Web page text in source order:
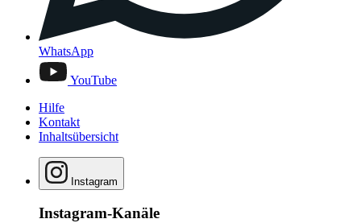
WhatsApp
YouTube
Hilfe
Kontakt
Inhaltsübersicht
Instagram
Instagram-Kanäle